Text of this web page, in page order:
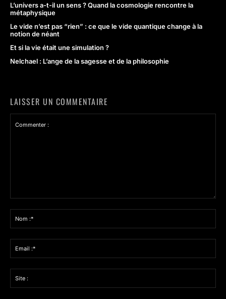
L’univers a-t-il un sens ? Quand la cosmologie rencontre la
métaphysique
Le vide n’est pas “rien” : ce que le vide quantique change à la
notion de néant
Et si la vie était une simulation ?
Nelchael : L’ange de la sagesse et de la philosophie
LAISSER UN COMMENTAIRE